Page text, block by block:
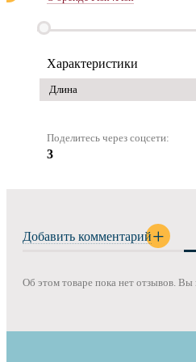
Характеристики
Длина
Поделитесь через соцсети:
3
Добавить комментарий
Об этом товаре пока нет отзывов.